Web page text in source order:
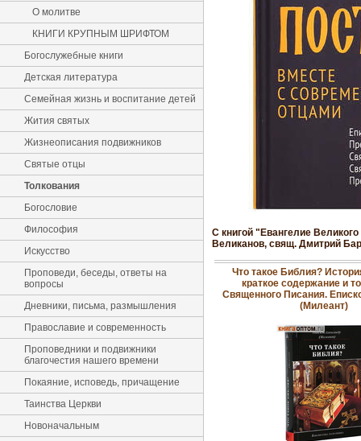
О молитве
КНИГИ КРУПНЫМ ШРИФТОМ
Богослужебные книги
Детская литература
Семейная жизнь и воспитание детей
Жития святых
Жизнеописания подвижников
Святые отцы
Толкования
Богословие
Философия
Искусство
Проповеди, беседы, ответы на
вопросы
Дневники, письма, размышления
Православие и современность
Проповедники и подвижники
благочестия нашего времени
Покаяние, исповедь, причащение
Таинства Церкви
Новоначальным
С книгой "Евангелие
Великанов, свящ. Дмитрий
Что такое Библия?
краткое содержание и
Священного Писания.
(Милеант)